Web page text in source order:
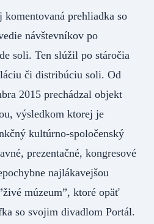
komentovaná prehliadka so
návštevníkov po
soli. Ten slúžil po stáročia
či distribúciu soli. Od
2015 prechádzal objekt
výsledkom ktorej je
kultúrno-spoločenský
prezentačné, kongresové
najlákavejšou
múzeum”, ktoré opäť
so svojim divadlom Portál.